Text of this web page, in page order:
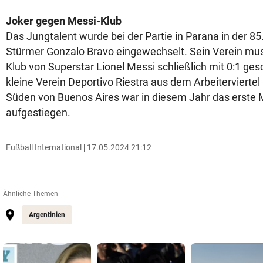
Joker gegen Messi-Klub
Das Jungtalent wurde bei der Partie in Parana in der
Stürmer Gonzalo Bravo eingewechselt. Sein Verein
Klub von Superstar Lionel Messi schließlich mit 0:1
kleine Verein Deportivo Riestra aus dem
Süden von Buenos Aires war in diesem Jahr das erste
aufgestiegen.
Fußball International 17.05.2024 21:12
Ähnliche Themen
Argentinien